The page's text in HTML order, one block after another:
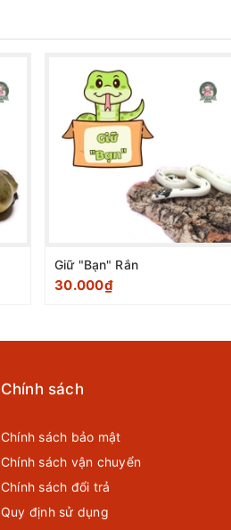
Giữ "Bạn" Rắn
30.000₫
Chính sách
Chính sách bảo mật
Chính sách vận chuyển
Chính sách đổi trả
Quy định sử dụng